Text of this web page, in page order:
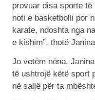
provuar disa sporte
noti e basketbolli por
karate, ndoshta nga
e kishim”, thotë
Jo vetëm nëna,
të ushtrojë këtë sport
në sallë për ta